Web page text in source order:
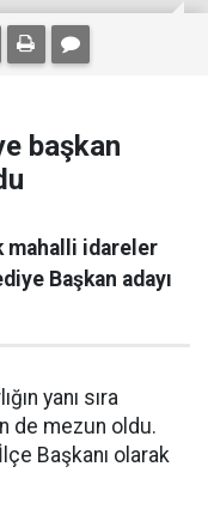
başkan
mahalli idareler
Başkan adayı
yanı sıra
de mezun oldu.
Başkanı olarak